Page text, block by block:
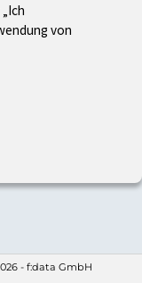
- f:data GmbH
von